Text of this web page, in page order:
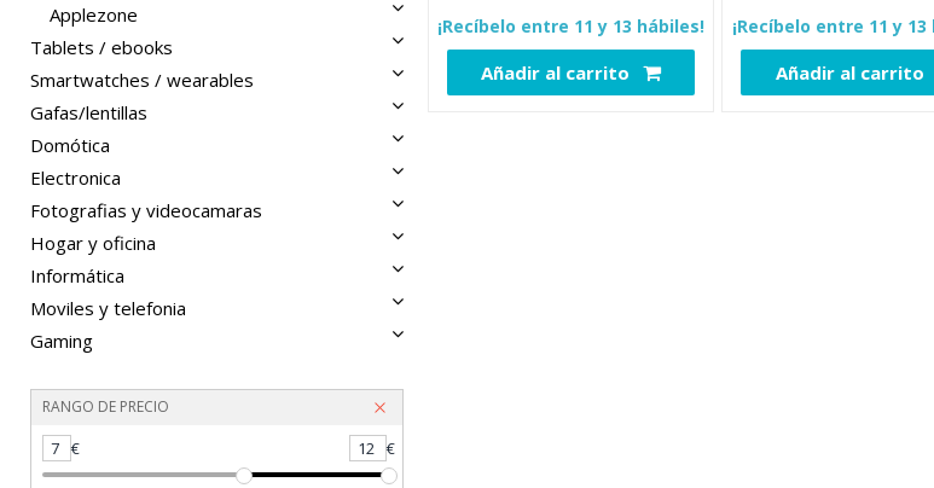
Applezone
Tablets / ebooks
Smartwatches / wearables
Gafas/lentillas
Domótica
Electronica
Fotografias y videocamaras
Hogar y oficina
Informática
Moviles y telefonia
Gaming
RANGO DE PRECIO
7 € 12 €
¡Recíbelo entre 11 y 13 hábiles!
Añadir al carrito
¡Recíbelo entre 11 y
Añadir al carrito